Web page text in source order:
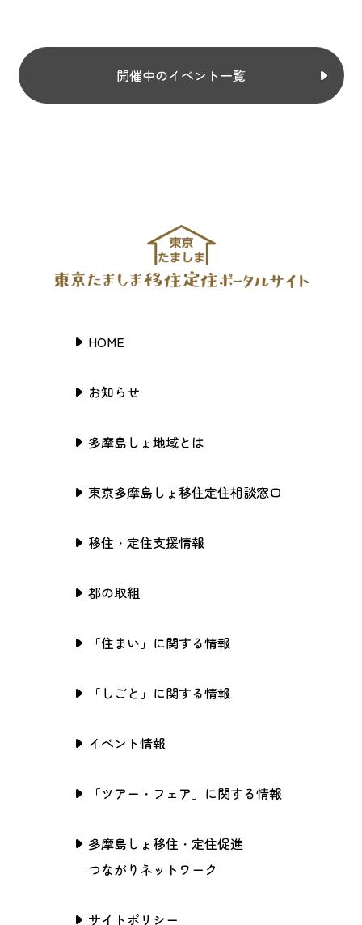
開催中のイベント一覧
HOME
お知らせ
多摩島しょ地域とは
東京多摩島しょ移住定住相談窓口
移住・定住支援情報
都の取組
「住まい」に関する情報
「しごと」に関する情報
イベント情報
「ツアー・フェア」に関する情報
多摩島しょ移住・定住促進
つながりネットワーク
サイトポリシー